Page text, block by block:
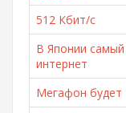
512 Кбит/с
В Японии
интернет
Мегафон будет